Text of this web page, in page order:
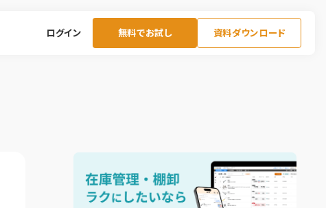
ログイン 無料でお試し 資料ダウンロード